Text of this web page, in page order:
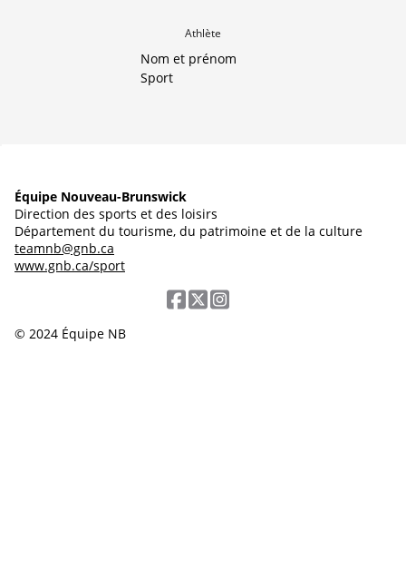
Athlète
Nom et prénom
Sport
Équipe Nouveau-Brunswick
Direction des sports et des loisirs
Département du tourisme, du patrimoine et de la culture
teamnb@gnb.ca
www.gnb.ca/sport
© 2024 Équipe NB